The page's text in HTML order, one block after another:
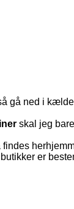
gå ned i
skal jeg
er